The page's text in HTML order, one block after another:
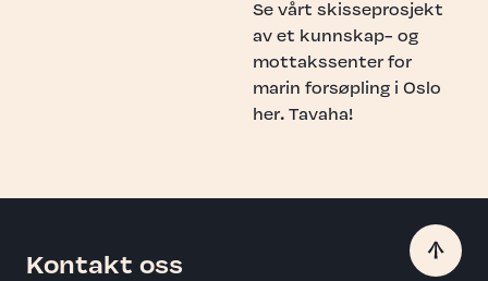
Se vårt skisseprosjekt
av et kunnskap- og
mottakssenter for
marin forsøpling i Oslo
her. Tavaha!
Kontakt oss